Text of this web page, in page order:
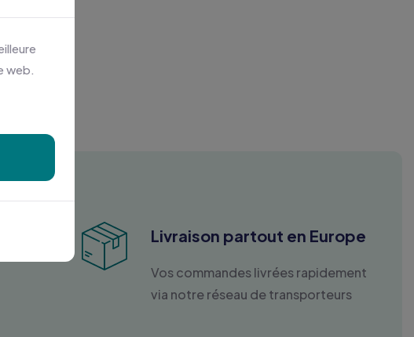
Livraison partout en Europe
Vos commandes livrées rapidement
via notre réseau de transporteurs
web.